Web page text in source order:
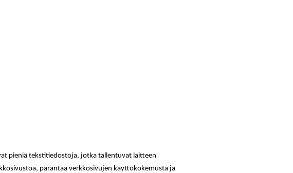
pieniä tekstitiedostoja, jotka tallentuvat laitteen
parantaa verkkosivujen käyttökokemusta ja